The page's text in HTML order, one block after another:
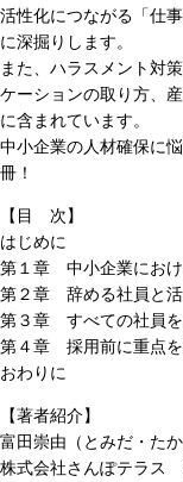
活性化につながる「仕
に深掘りします。
また、ハラスメント対
ケーションの取り方、
に含まれています。
中小企業の人材確保に
冊！
【目 次】
はじめに
第１章 中小企業にお
第２章 辞める社員と活
第３章 すべての社員
第４章 採用前に重点を
おわりに
【著者紹介】
富田崇由（とみだ・たか
株式会社さんぽテラス